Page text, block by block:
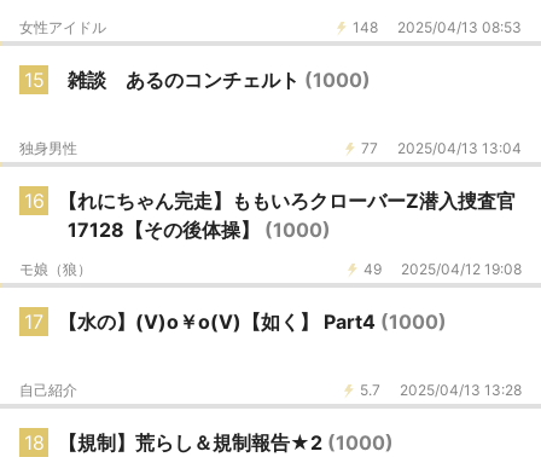
148 2025/04/13 08:53
女性アイドル
15 雑談 あるのコンチェルト (1000)
77 2025/04/13 13:04
独身男性
16
【れにちゃん完走】ももいろクローバーZ潜入捜査官
17128【その後体操】 (1000)
49 2025/04/12 19:08
モ娘（狼）
17 【水の】(V)o￥o(V)【如く】 Part4 (1000)
5.7 2025/04/13 13:28
自己紹介
18 【規制】荒らし＆規制報告★2 (1000)